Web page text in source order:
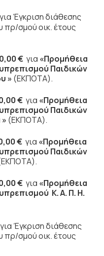
Έγκριση διάθεσης
πρ/σμού οικ. έτους
€για «Προμήθεια
Παιδικών
» (ΕΚΠΟΤΑ).
€για «Προμήθεια
Παιδικών
(ΕΚΠΟΤΑ).
€για «Προμήθεια
Παιδικών
€για «Προμήθεια
Κ. Α. Π. Η.
Έγκριση διάθεσης
πρ/σμού οικ. έτους